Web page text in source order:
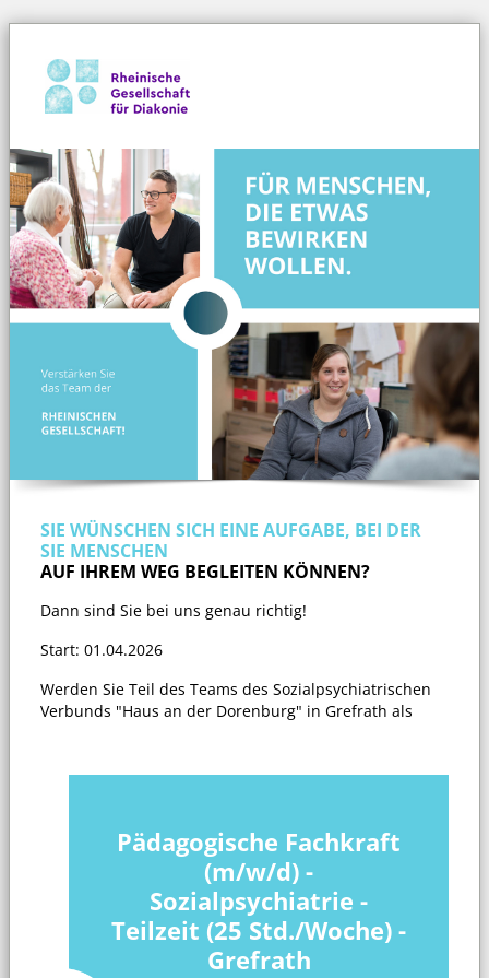
SIE WÜNSCHEN SICH EINE AUFGABE, BEI DER
SIE MENSCHEN
AUF IHREM WEG BEGLEITEN KÖNNEN?
Dann sind Sie bei uns genau richtig!
Start: 01.04.2026
Werden Sie Teil des Teams des Sozialpsychiatrischen
Verbunds "Haus an der Dorenburg" in Grefrath als
Pädagogische Fachkraft
(m/w/d) -
Sozialpsychiatrie -
Teilzeit (25 Std./Woche) -
Grefrath